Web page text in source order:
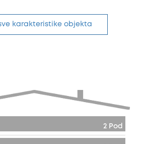
karakteristike objekta
2 Pod